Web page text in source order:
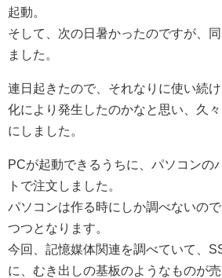
起動。
そして、次の日暑かったのですが、
ました。
連日起きたので、それなりに使い続
化により発生したのかなと思い、久
にしました。
PCが起動できるうちに、パソコンの
トで注文しました。
パソコンは作る時にしか調べないの
つつとなります。
今回、記憶媒体関連を調べていて、
に、むき出しの基板のようなものが売